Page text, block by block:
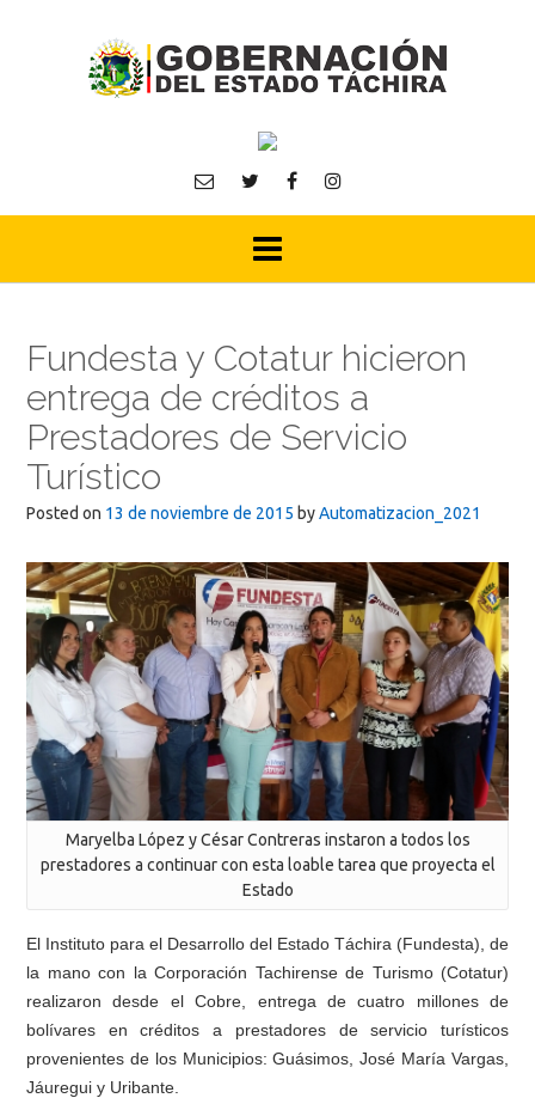
Fundesta y Cotatur hicieron
entrega de créditos a
Prestadores de Servicio
Turístico
Posted on 13 de noviembre de 2015 byAutomatizacion_2021
Maryelba López y César Contreras instaron a todos los
prestadores a continuar con esta loable tarea que proyecta el
Estado
El Instituto para el Desarrollo del Estado Táchira (Fundesta), de
la mano con la Corporación Tachirense de Turismo (Cotatur)
realizaron desde el Cobre, entrega de cuatro millones de
bolívares en créditos a prestadores de servicio turísticos
provenientes de los Municipios: Guásimos, José María Vargas,
Jáuregui y Uribante.